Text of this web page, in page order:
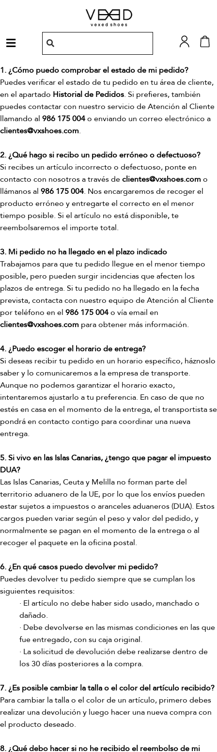
Menú
1. ¿Cómo puedo comprobar el estado de mi pedido?
Puedes verificar el estado de tu pedido en tu área de cliente,
en el apartado Historial de Pedidos. Si prefieres, también
puedes contactar con nuestro servicio de Atención al Cliente
llamando al 986 175 004o enviando un correo electrónico a
clientes@vxshoes.com.
2. ¿Qué hago si recibo un pedido erróneo o defectuoso?
Si recibes un artículo incorrecto o defectuoso, ponte en
contacto con nosotros a través declientes@vxshoes.como
llámanos al 986 175 004. Nos encargaremos de recoger el
producto erróneo y entregarte el correcto en el menor
tiempo posible. Si el artículo no está disponible, te
reembolsaremos el importe total.
3. Mi pedido no ha llegado en el plazo indicado
Trabajamos para que tu pedido llegue en el menor tiempo
posible, pero pueden surgir incidencias que afecten los
plazos de entrega. Si tu pedido no ha llegado en la fecha
prevista, contacta con nuestro equipo de Atención al Cliente
por teléfono en el 986 175 004o vía email en
clientes@vxshoes.com para obtener más información.
4. ¿Puedo escoger el horario de entrega?
Si deseas recibir tu pedido en un horario específico, háznoslo
saber y lo comunicaremos a la empresa de transporte.
Aunque no podemos garantizar el horario exacto,
intentaremos ajustarlo a tu preferencia. En caso de que no
estés en casa en el momento de la entrega, el transportista se
pondrá en contacto contigo para coordinar una nueva
entrega.
5. Si vivo en las Islas Canarias, ¿tengo que pagar el impuesto
DUA?
Las Islas Canarias, Ceuta y Melilla no forman parte del
territorio aduanero de la UE, por lo que los envíos pueden
estar sujetos a impuestos o aranceles aduaneros (DUA). Estos
cargos pueden variar según el peso y valor del pedido, y
normalmente se pagan en el momento de la entrega o al
recoger el paquete en la oficina postal.
6. ¿En qué casos puedo devolver mi pedido?
Puedes devolver tu pedido siempre que se cumplan los
siguientes requisitos:
· El artículo no debe haber sido usado, manchado o
dañado.
· Debe devolverse en las mismas condiciones en las que
fue entregado, con su caja original.
· La solicitud de devolución debe realizarse dentro de
los 30 días posteriores a la compra.
7. ¿Es posible cambiar la talla o el color del artículo recibido?
Para cambiar la talla o el color de un artículo, primero debes
realizar una devolución y luego hacer una nueva compra con
el producto deseado.
8. ¿Qué debo hacer si no he recibido el reembolso de mi